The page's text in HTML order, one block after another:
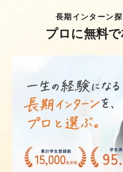
長期インターン
プロに無料